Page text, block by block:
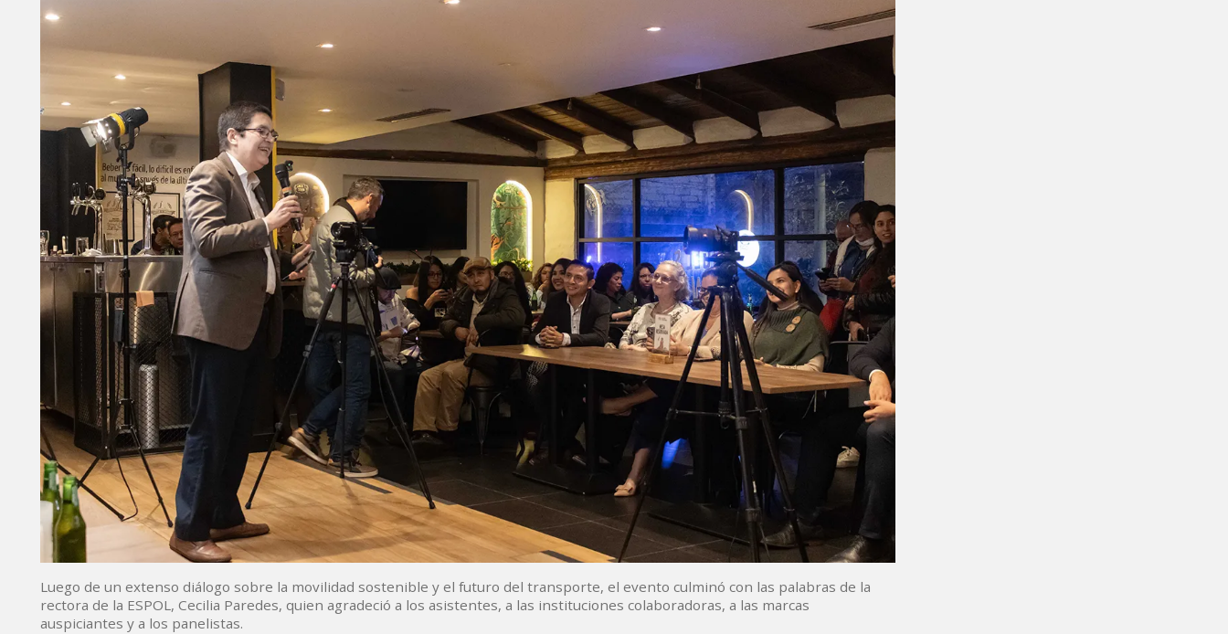
Luego de un extenso diálogo sobre la movilidad sostenible y el futuro del transporte, el evento culminó con las palabras de la
rectora de la ESPOL, Cecilia Paredes, quien agradeció a los asistentes, a las instituciones colaboradoras, a las marcas
auspiciantes y a los panelistas.